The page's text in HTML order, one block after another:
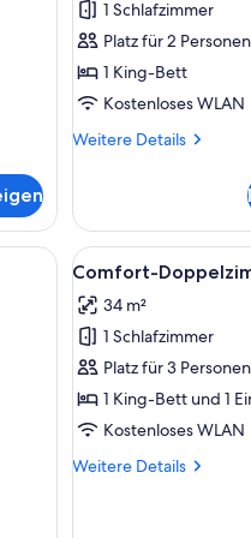
anzeigen
1 Schlafzimmer
Platz für 2 Personen
1 King-Bett
Kostenloses WLAN
Weitere Details
Weitere
Doppelzimmer
Schreibtisch mit Lampe und
Betten, einem Schreibtisch,
Alle
Fotos
für
Comfort-
Doppelzimmer
anzeigen
4
Comfort-
34 m²
1 Schlafzimmer
Platz für 3 Personen
1 King-Bett und 1
Kostenloses WLAN
Weitere Details
Weitere